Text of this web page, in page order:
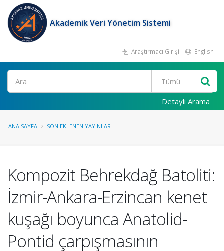
Akademik Veri Yönetim Sistemi
Araştırmacı Girişi English
Ara
Detaylı Arama
ANA SAYFA SON EKLENEN YAYINLAR
Kompozit Behrekdağ Batoliti:
İzmir-Ankara-Erzincan kenet
kuşağı boyunca Anatolid-
Pontid çarpışmasının